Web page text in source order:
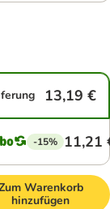
13,19 €
-15% 11,21
Warenkorb
hinzufügen